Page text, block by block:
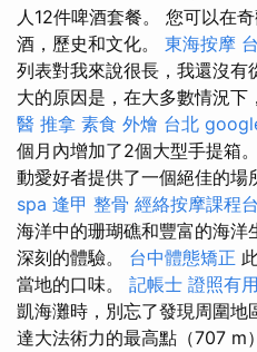
人12件啤酒套餐。 您可以在
酒，歷史和文化。 東海按摩
列表對我來說很長，我還沒有
大的原因是，在大多數情況下
醫 推拿 素食 外燴 台北
個月內增加了2個大型手提箱
動愛好者提供了一個絕佳的場
spa 逢甲 整骨 經絡按摩課程
海洋中的珊瑚礁和豐富的海洋
深刻的體驗。 台中體態矯正
當地的口味。 記帳士 證照有
凱海灘時，別忘了發現周圍地
達大法術力的最高點（707 m